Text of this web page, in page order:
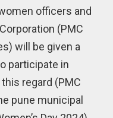
officers and
(PMC
will be given a
participate in
regard (PMC
pune municipal